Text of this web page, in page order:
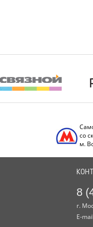
со
м.
8
г.
E-